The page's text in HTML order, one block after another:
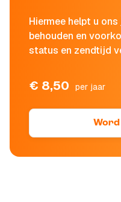
Hiermee helpt u
behouden en
status en zendtijd
€ 8,50 per jaar
Word